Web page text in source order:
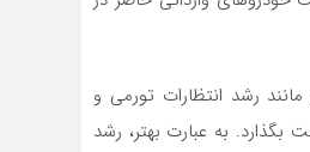
رشد انتظارات تورمی و
بگذارد. به عبارت بهتر، رشد